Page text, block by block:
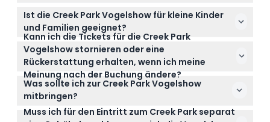
Die Creek Park Vogelshow findet von Montag bis
Samstag statt mit Aufführungen um 12:15 Uhr, 16:15
Uhr und 19:15 Uhr. Es ist am besten, mindestens 30
Minuten vorher anzukommen, um sich einzurichten
und die Show bequem zu genießen (Änderungen
vorbehalten – bitte bestätigen Sie die Zeiten bei der
Buchung).
Ist die Creek Park Vogelshow für kleine Kinder
und Familien geeignet?
Absolut! Die Show ist für alle Altersgruppen
geeignet. Kinder unter 2 Jahren haben freien
Eintritt, Kinder von 2 bis 11 Jahren erhalten ein
Kinderticket, und Personen über 11 Jahren zahlen
den Erwachsenentarif. Beachten Sie, dass Kinder
von einem zahlenden Erwachsenen begleitet
Kann ich die Tickets für die Creek Park
Vogelshow stornieren oder eine
Rückerstattung erhalten, wenn ich meine
Meinung nach der Buchung ändere?
Tickets für die Creek Park Vogelshow sind nicht
erstattungsfähig und können nicht storniert
werden, wählen Sie also das Datum und die Uhrzeit
sorgfältig bei der Online-Buchung hier aus.
Was sollte ich zur Creek Park Vogelshow
mitbringen?
Es wird nichts Besonderes außer Ihrem Ticket
Muss ich für den Eintritt zum Creek Park separat